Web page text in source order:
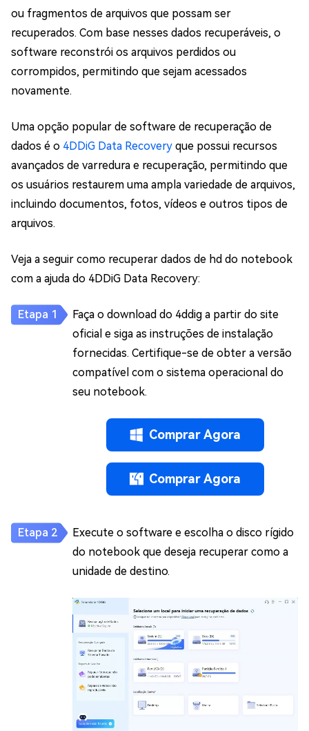
ou fragmentos de arquivos que possam ser
recuperados. Com base nesses dados recuperáveis, o
software reconstrói os arquivos perdidos ou
corrompidos, permitindo que sejam acessados
novamente.
Uma opção popular de software de recuperação de
dados é o 4DDiG Data Recovery que possui recursos
avançados de varredura e recuperação, permitindo que
os usuários restaurem uma ampla variedade de arquivos,
incluindo documentos, fotos, vídeos e outros tipos de
arquivos.
Veja a seguir como recuperar dados de hd do notebook
com a ajuda do 4DDiG Data Recovery:
Faça o download do 4ddig a partir do site
oficial e siga as instruções de instalação
fornecidas. Certifique-se de obter a versão
compatível com o sistema operacional do
seu notebook.
Comprar Agora
Comprar Agora
Execute o software e escolha o disco rígido
do notebook que deseja recuperar como a
unidade de destino.